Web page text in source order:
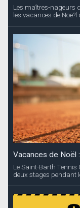
Les maîtres-nageurs
les vacances de Noe?l
Vacances de Noël
Le Saint-Barth
deux stages pendant